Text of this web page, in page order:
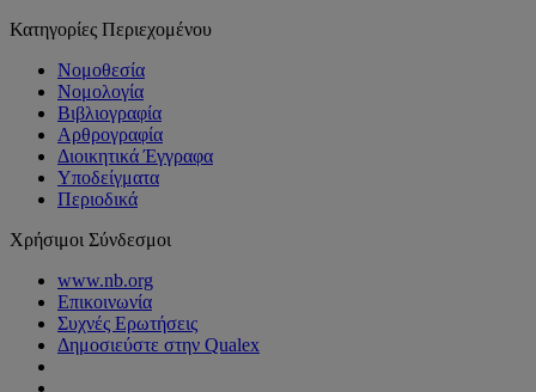
Κατηγορίες Περιεχομένου
Νομοθεσία
Νομολογία
Βιβλιογραφία
Αρθρογραφία
Διοικητικά Έγγραφα
Υποδείγματα
Περιοδικά
Χρήσιμοι Σύνδεσμοι
www.nb.org
Επικοινωνία
Συχνές Ερωτήσεις
Δημοσιεύστε στην Qualex